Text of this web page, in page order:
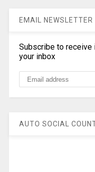
EMAIL NEWSLETTER
Subscribe to receive
your inbox
AUTO SOCIAL